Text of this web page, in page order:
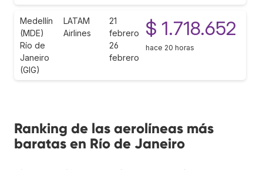
Medellín
(MDE)
Río de
Janeiro
(GIG)
LATAM
Airlines
21
febrero
26
febrero
$ 1.718.652
hace 20 horas
Ranking de las aerolíneas más
baratas en Río de Janeiro